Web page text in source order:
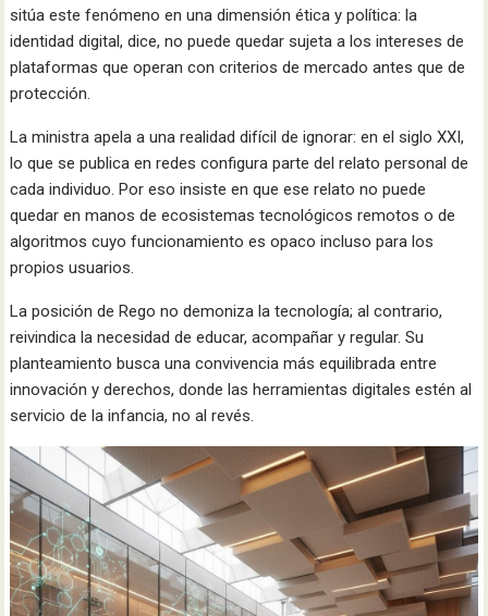
sitúa este fenómeno en una dimensión ética y política: la
identidad digital, dice, no puede quedar sujeta a los intereses de
plataformas que operan con criterios de mercado antes que de
protección.
La ministra apela a una realidad difícil de ignorar: en el siglo XXI,
lo que se publica en redes configura parte del relato personal de
cada individuo. Por eso insiste en que ese relato no puede
quedar en manos de ecosistemas tecnológicos remotos o de
algoritmos cuyo funcionamiento es opaco incluso para los
propios usuarios.
La posición de Rego no demoniza la tecnología; al contrario,
reivindica la necesidad de educar, acompañar y regular. Su
planteamiento busca una convivencia más equilibrada entre
innovación y derechos, donde las herramientas digitales estén al
servicio de la infancia, no al revés.